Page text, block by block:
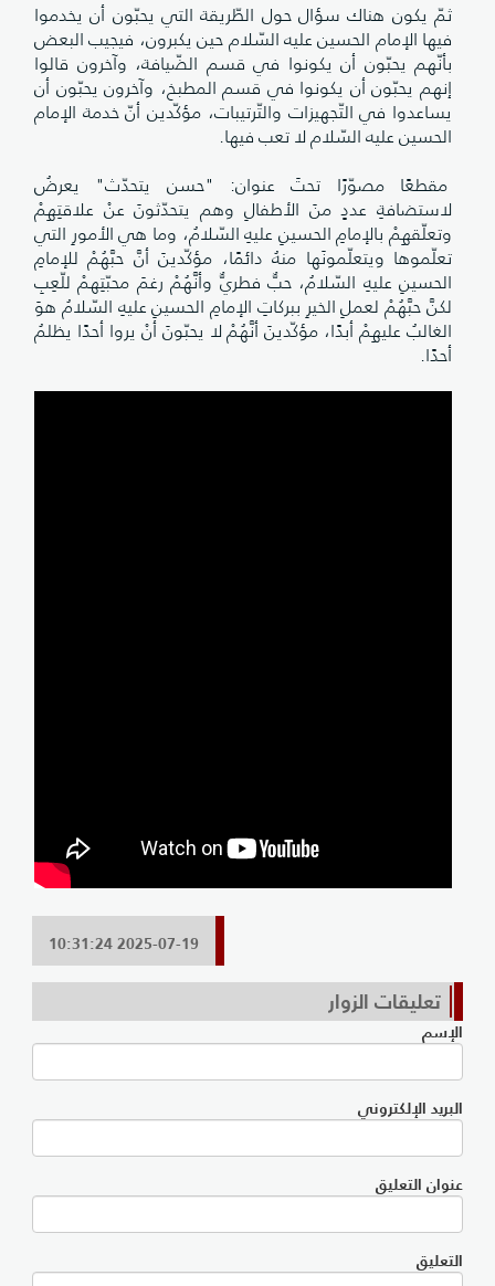
ثمّ يكون هناك سؤال حول الطّريقة التي يحبّون أن يخدموا
فيها الإمام الحسين عليه السّلام حين يكبرون، فيجيب البعض
بأنّهم يحبّون أن يكونوا في قسم الضّيافة، وآخرون قالوا
إنهم يحبّون أن يكونوا في قسم المطبخ، وآخرون يحبّون أن
يساعدوا في التّجهيزات والتّرتيبات، مؤكّدين أنّ خدمة الإمام
الحسين عليه السّلام لا تعب فيها.
مقطعًا مصوّرًا تحتَ عنوان: "حسن يتحدّث" يعرضُ
لاستضافةِ عددٍ منَ الأطفالِ وهم يتحدّثونَ عنْ علاقتِهِمْ
وتعلّقهِمْ بالإمامِ الحسينِ عليهِ السّلامُ، وما هي الأمورِ التي
تعلّموها ويتعلّمونَها منهُ دائمًا، مؤكّدينَ أنَّ حبَّهُمْ للإمامِ
الحسينِ عليهِ السّلامُ، حبٌّ فطريٌّ وأنَّهُمْ رغمَ محبّتِهمْ للّعِبِ
لكنَّ حبَّهُمْ لعملِ الخيرِ ببركاتِ الإمامِ الحسينِ عليهِ السّلامُ هوَ
الغالبُ عليهِمْ أبدًا، مؤكّدينَ أنَّهُمْ لا يحبّونَ أنْ يروا أحدًا يظلمُ
أحدًا.
2025-07-19 10:31:24
تعليقات الزوار
الإسم
البريد الإلكتروني
عنوان التعليق
التعليق